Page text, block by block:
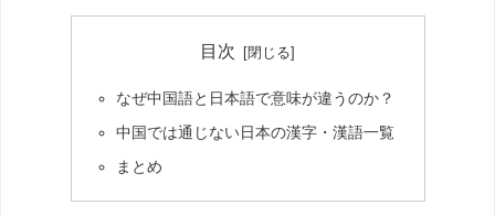
目次
なぜ中国語と日本語で意味が違うのか？
中国では通じない日本の漢字・漢語一覧
まとめ